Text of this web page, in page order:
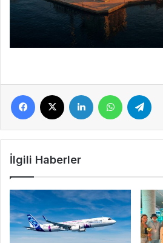
Facebook LinkedIn WhatsApp
İlgili Haberler